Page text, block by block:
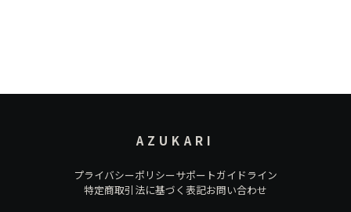
AZUKARI
プライバシーポリシーサポートガイドライン
特定商取引法に基づく表記お問い合わせ